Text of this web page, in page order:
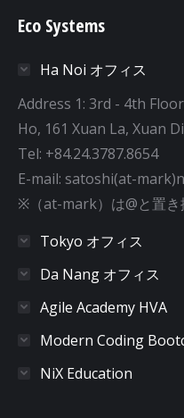
Eco Systems
Ha Noi オフィス
Address 1: 3rd - 4th
Ho, 161 Xuan La, Xuan
Tel: +84.24.3787.8654
E-mail: satoshi(at-
※（at-mark）は@と置き
Tokyo オフィス
Da Nang オフィス
Agile Academy HVA
Modern Coding
NiX Education